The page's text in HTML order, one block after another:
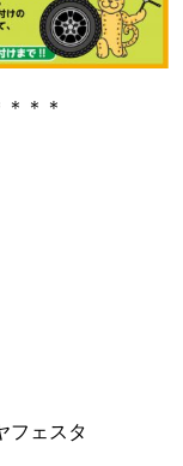
＊＊
フェスタ